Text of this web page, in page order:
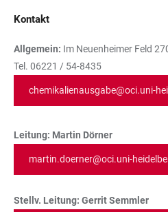
Kontakt
Allgemein: Im Neuenheimer Feld
Tel. 06221 / 54-8435
chemikalienausgabe@oci.uni-
Leitung: Martin Dörner
martin.doerner@oci.uni-
Stellv. Leitung: Gerrit Semmler